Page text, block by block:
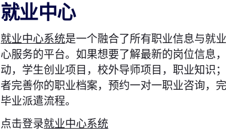
就业中心
就业中心系统是一个融合了所有职业信息与就
心服务的平台。如果想要了解最新的岗位信息
动，学生创业项目，校外导师项目，职业知识
者完善你的职业档案，预约一对一职业咨询，
毕业派遣流程。
点击登录就业中心系统